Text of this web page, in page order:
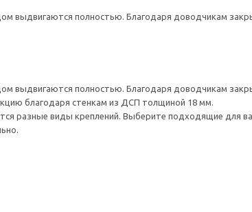
выдвигаются полностью. Благодаря доводчикам
выдвигаются полностью. Благодаря доводчикам
благодаря стенкам из ДСП толщиной 18 мм.
разные виды креплений. Выберите подходящие для